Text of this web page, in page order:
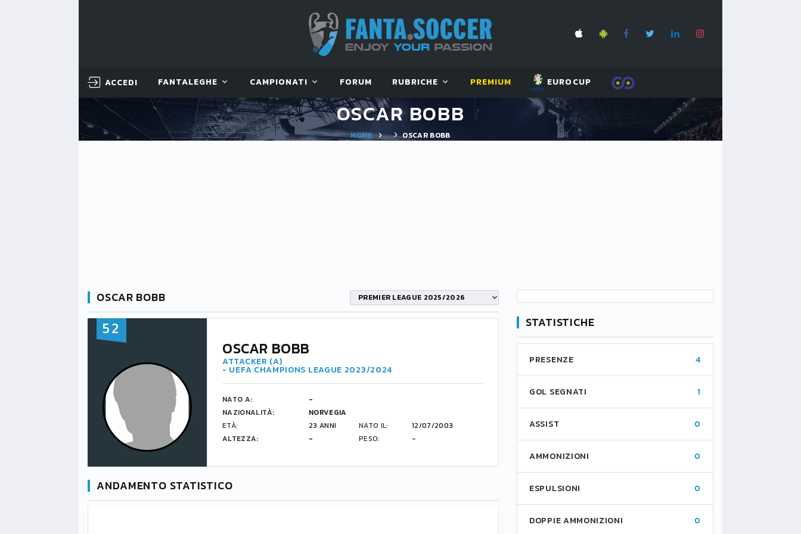
ACCEDI FANTALEGHE CAMPIONATI FORUM RUBRICHE PREMIUM EUROCUP
OSCAR BOBB
HOME OSCAR BOBB
OSCAR BOBB PREMIER LEAGUE 2025/2026
52
OSCAR BOBB
ATTACKER (A)
- UEFA CHAMPIONS LEAGUE 2023/2024
NATO A:
-
NAZIONALITÀ:
NORVEGIA
ETÀ:
23 ANNI NATO IL:
12/07/2003
ALTEZZA:
- PESO: -
ANDAMENTO STATISTICO
STATISTICHE
PRESENZE 4
GOL SEGNATI 1
ASSIST 0
AMMONIZIONI 0
ESPULSIONI 0
DOPPIE AMMONIZIONI 0